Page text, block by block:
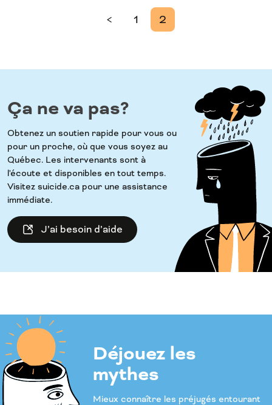
< 1 2
Ça ne va pas?
Obtenez un soutien rapide pour vous ou
pour un proche, où que vous soyez au
Québec. Les intervenants sont à
l'écoute et disponibles en tout temps.
Visitez suicide.ca pour une assistance
immédiate.
J’ai besoin d’aide
Déjouez les
mythes
Mieux connaître les préjugés entourant